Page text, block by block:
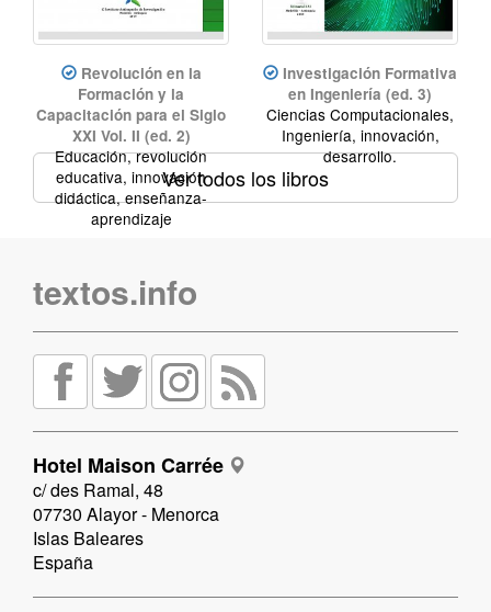
Revolución en la
Formación y la
Capacitación para el Siglo
XXI Vol. II (ed. 2)
Educación, revolución
educativa, innovación
didáctica, enseñanza-
aprendizaje
Investigación Formativa
en Ingeniería (ed. 3)
Ciencias Computacionales,
Ingeniería, innovación,
desarrollo.
Ver todos los libros
textos.info
Hotel Maison Carrée
c/ des Ramal, 48
07730 Alayor - Menorca
Islas Baleares
España